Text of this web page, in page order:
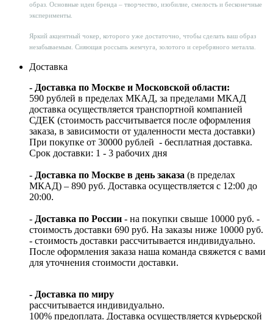
образ. Основные идеи бренда – творчество, изобилие, смелость и бесконечные
эксперименты.
Яркий акцентный чокер, которого уже достаточно, чтобы сделать ваш образ
незабываемым. Сияющая россыпь жемчуга, золотого и серебряного металла.
Доставка
- Доставка по Москве и Московской области:
590 рублей в пределах МКАД, за пределами МКАД
доставка осуществляется транспортной компанией
СДЕК (стоимость рассчитывается после оформления
заказа, в зависимости от удаленности места доставки)
При покупке от 30000 рублей - бесплатная доставка.
Срок доставки: 1 - 3 рабочих дня
- Доставка по Москве в день заказа (в пределах
МКАД) – 890 руб. Доставка осуществляется с 12:00 до
20:00.
- Доставка по России - на покупки свыше 10000 руб. -
стоимость доставки 690 руб. На заказы ниже 10000 руб.
- стоимость доставки рассчитывается индивидуально.
После оформления заказа наша команда свяжется с вами
для уточнения стоимости доставки.
- Доставка по миру
рассчитывается индивидуально.
100% предоплата. Доставка осуществляется курьерской